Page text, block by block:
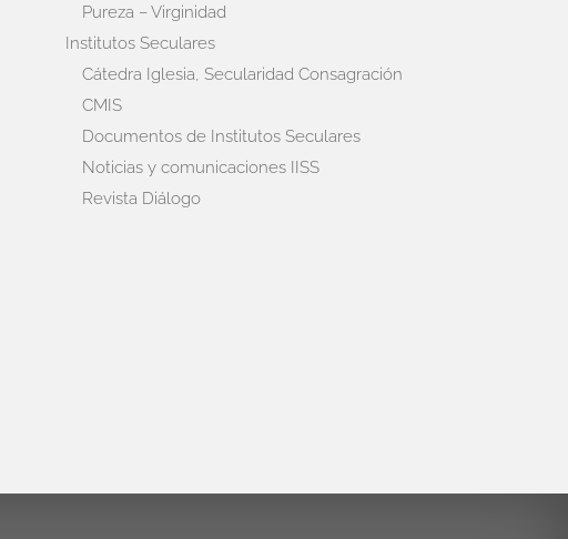
Pureza – Virginidad
Institutos Seculares
Cátedra Iglesia, Secularidad Consagración
CMIS
Documentos de Institutos Seculares
Noticias y comunicaciones IISS
Revista Diálogo